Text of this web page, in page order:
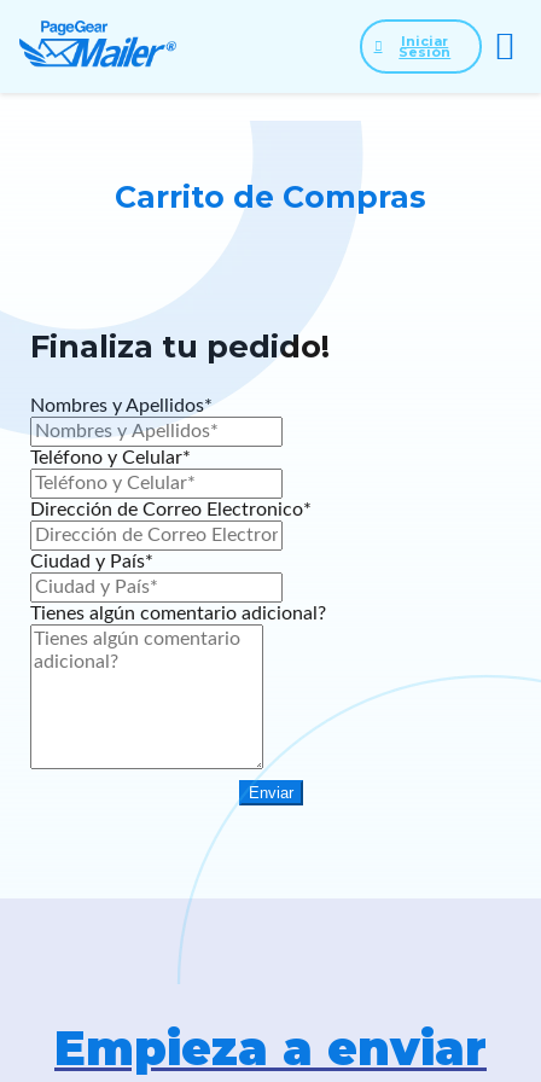
Iniciar
Sesión
Carrito de Compras
Finaliza tu pedido!
Nombres y Apellidos*
Teléfono y Celular*
Dirección de Correo Electronico*
Ciudad y País*
Tienes algún comentario adicional?
Enviar
Empieza a enviar